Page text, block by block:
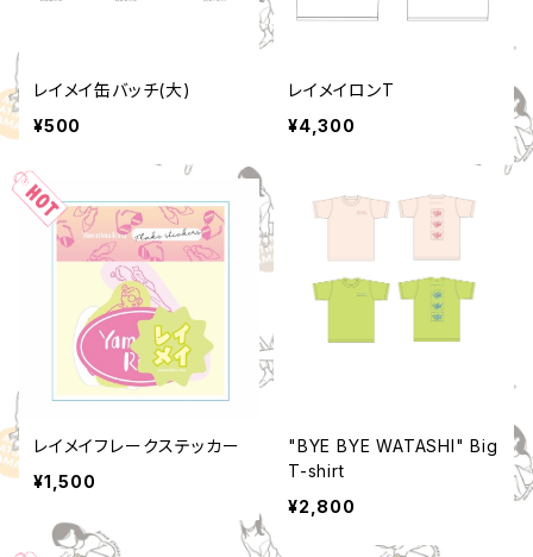
レイメイ缶バッチ(大)
¥500
レイメイロンT
¥4,300
レイメイフレークステッカー
¥1,500
"BYE BYE WATASHI" Big
T-shirt
¥2,800